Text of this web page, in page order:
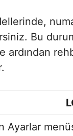
Bu
ardından
Ayarlar